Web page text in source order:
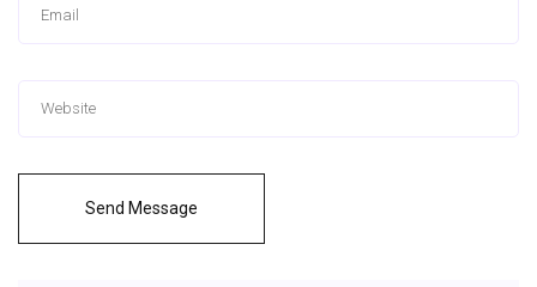
Send Message